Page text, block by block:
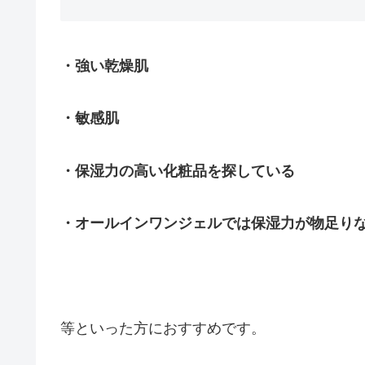
・強い乾燥肌
・敏感肌
・保湿力の高い化粧品を探している
・オールインワンジェルでは保湿力が物足り
等といった方におすすめです。